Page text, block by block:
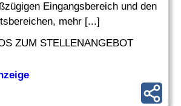
Eingangsbereich und den
mehr [...]
ZUM STELLENANGEBOT